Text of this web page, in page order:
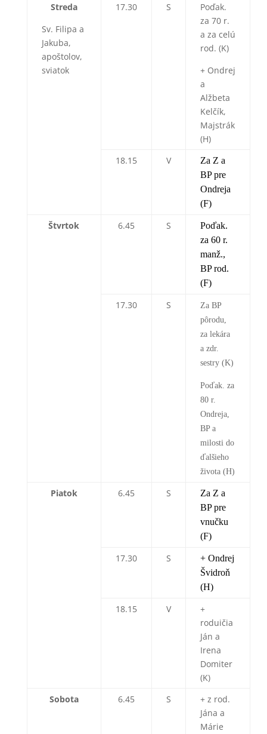
Streda
Sv. Filipa a
Jakuba,
apoštolov,
sviatok
17.30 S
Poďak.
za 70 r.
a za celú
rod. (K)
+ Ondrej
a
Alžbeta
Kelčík,
Majstrák
(H)
18.15
V
Za Z a
BP pre
Ondreja
(F)
Štvrtok 6.45 S
Poďak.
za 60 r.
manž.,
BP rod.
(F)
17.30 S
Za BP
pôrodu,
za lekára
a zdr.
sestry (K)
Poďak. za
80 r.
Ondreja,
BP a
milosti do
ďalšieho
života (H)
Piatok 6.45 S
Za Z a
BP pre
vnučku
(F)
17.30 S
+ Ondrej
Švidroň
(H)
18.15 V
+
roduičia
Ján a
Irena
Domiter
(K)
Sobota
6.45 S
+ z rod.
Jána a
Márie